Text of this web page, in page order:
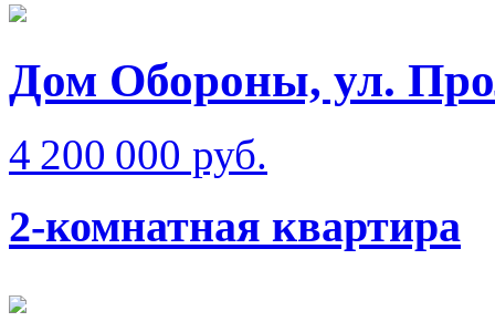
Дом Обороны, ул.
4 200 000 руб.
2-комнатная квартира